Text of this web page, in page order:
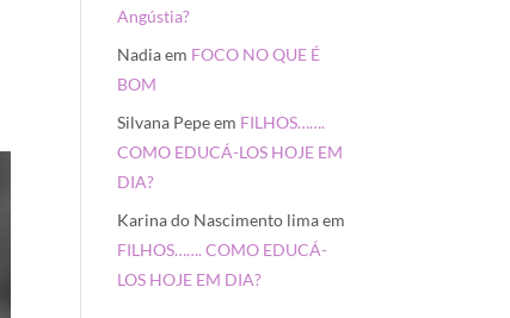
Angústia?
Nadiaem FOCO NO QUE É
BOM
Silvana Pepeem FILHOS…….
COMO EDUCÁ-LOS HOJE EM
DIA?
Karina do Nascimento limaem
FILHOS……. COMO EDUCÁ-
LOS HOJE EM DIA?